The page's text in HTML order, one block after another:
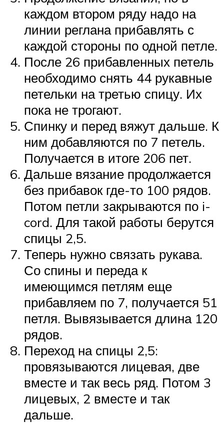
каждом втором ряду надо на
линии реглана прибавлять с
каждой стороны по одной петле.
После 26 прибавленных петель
необходимо снять 44 рукавные
петельки на третью спицу. Их
пока не трогают.
Спинку и перед вяжут дальше. К
ним добавляются по 7 петель.
Получается в итоге 206 пет.
Дальше вязание продолжается
без прибавок где-то 100 рядов.
Потом петли закрываются по i-
cord. Для такой работы берутся
спицы 2,5.
Теперь нужно связать рукава.
Со спины и переда к
имеющимся петлям еще
прибавляем по 7, получается 51
петля. Вывязывается длина 120
рядов.
Переход на спицы 2,5:
провязываются лицевая, две
вместе и так весь ряд. Потом 3
лицевых, 2 вместе и так
дальше.